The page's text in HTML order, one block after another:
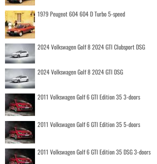
1979 Peugeot 604 604 D Turbo 5-speed
2024 Volkswagen Golf 8 2024 GTI Clubsport DSG
2024 Volkswagen Golf 8 2024 GTI DSG
2011 Volkswagen Golf 6 GTI Edition 35 3-doors
2011 Volkswagen Golf 6 GTI Edition 35 5-doors
2011 Volkswagen Golf 6 GTI Edition 35 DSG 3-doors